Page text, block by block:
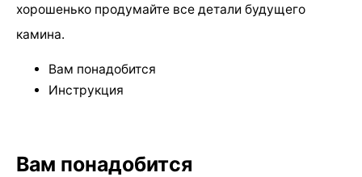
хорошенько продумайте все детали будущего
камина.
Вам понадобится
Инструкция
Вам понадобится